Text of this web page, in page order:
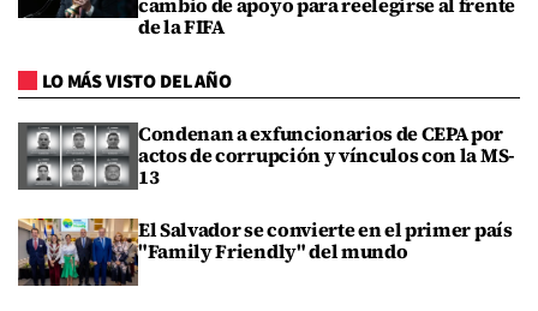
de la FIFA
LO MÁS VISTO DEL AÑO
Condenan a exfuncionarios de CEPA por
actos de corrupción y vínculos con la MS-
13
El Salvador se convierte en el primer país
"Family Friendly" del mundo